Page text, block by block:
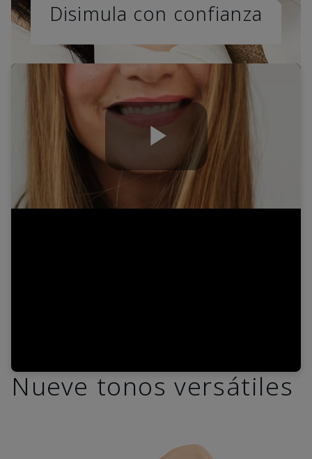
Disimula con confianza
Play
Nueve tonos versátiles